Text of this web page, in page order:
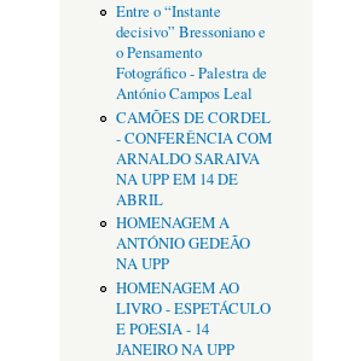
Entre o “Instante
decisivo” Bressoniano e
o Pensamento
Fotográfico - Palestra de
António Campos Leal
CAMÕES DE CORDEL
- CONFERÊNCIA COM
ARNALDO SARAIVA
NA UPP EM 14 DE
ABRIL
HOMENAGEM A
ANTÓNIO GEDEÃO
NA UPP
HOMENAGEM AO
LIVRO - ESPETÁCULO
E POESIA - 14
JANEIRO NA UPP